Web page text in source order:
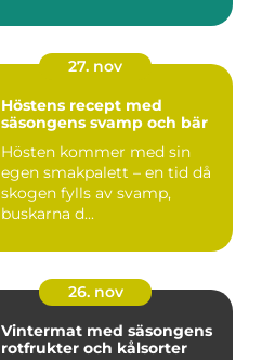
27. nov
Höstens recept med
säsongens svamp och bär
Hösten kommer med sin
egen smakpalett – en tid då
skogen fylls av svamp,
buskarna d...
26. nov
Vintermat med säsongens
rotfrukter och kålsorter